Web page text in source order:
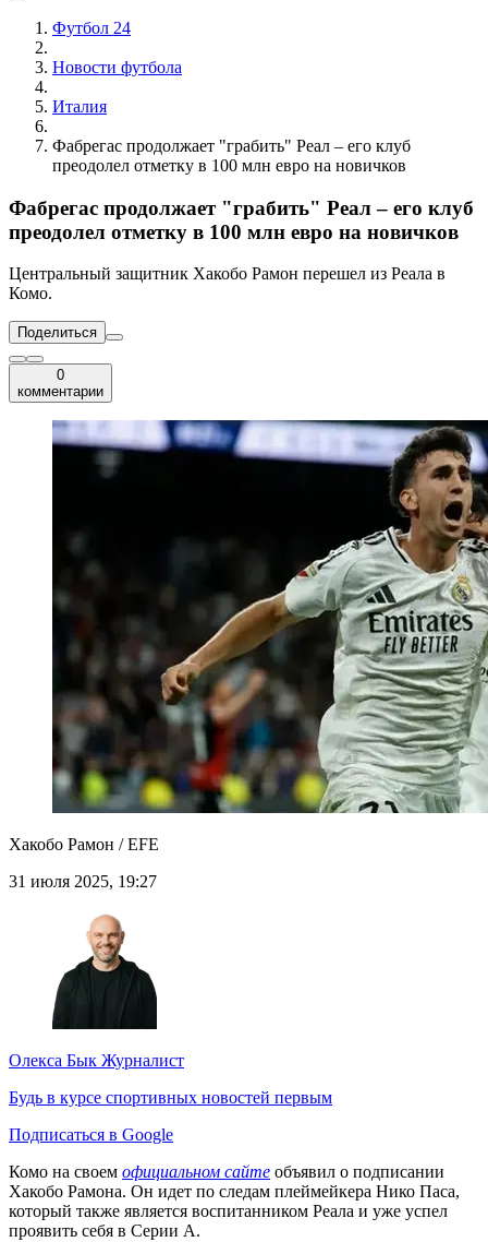
Футбол 24
Новости футбола
Италия
Фабрегас продолжает "грабить" Реал – его клуб
преодолел отметку в 100 млн евро на новичков
Фабрегас продолжает "грабить" Реал – его клуб
преодолел отметку в 100 млн евро на новичков
Центральный защитник Хакобо Рамон перешел из Реала в
Комо.
Поделиться
0
комментарии
Хакобо Рамон / EFE
31 июля 2025, 19:27
Олекса Бык Журналист
Будь в курсе спортивных новостей первым
Подписаться в Google
Комо на своем официальном сайте объявил о подписании
Хакобо Рамона. Он идет по следам плеймейкера Нико Паса,
который также является воспитанником Реала и уже успел
проявить себя в Серии А.